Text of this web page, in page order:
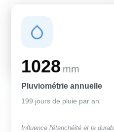
Des conditions qui
1028 mm
Pluviométrie annuelle
199 jours de pluie par an
Influence l'étanchéité et la